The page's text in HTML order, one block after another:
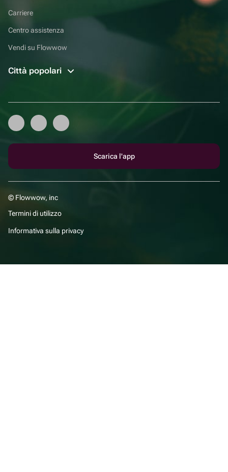
Carriere
Centro assistenza
Vendi su Flowwow
Città popolari
Scarica l'app
© Flowwow, inc
Termini di utilizzo
Informativa sulla privacy